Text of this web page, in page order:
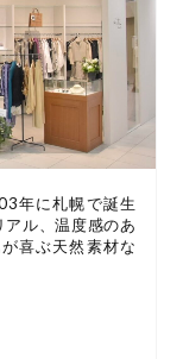
年に札幌で誕生
ル、温度感のあ
喜ぶ天然素材な